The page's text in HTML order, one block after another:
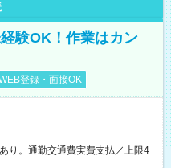
験OK！作業はカン
登録・面接OK
り。通勤交通費実費支払／上限4